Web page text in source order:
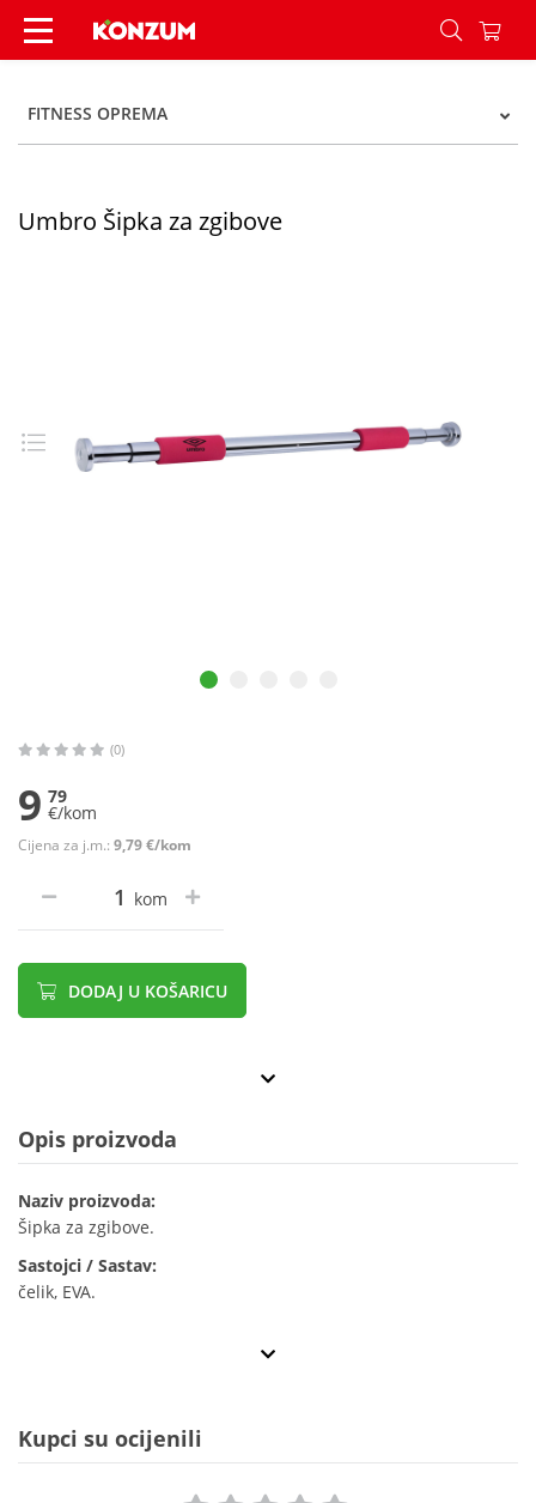
Umbro Šipka za zgibove - Konzum
FITNESS OPREMA
Umbro Šipka za zgibove
(0)
9 79
€/kom
Cijena za j.m.: 9,79 €/kom
kom
DODAJ U KOŠARICU
Opis proizvoda
Naziv proizvoda:
Šipka za zgibove.
Sastojci / Sastav:
čelik, EVA.
Kupci su ocijenili